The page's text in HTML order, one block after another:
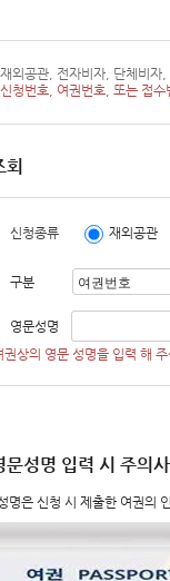
재외공관, 전자비자, 단체비자
신청번호, 여권번호, 또는 접
회
신청종류 재외공관
필
력
구분
필
입
력
영문성명
권상의 영문 성명을 입력 해
문성명 입력 시 주의
명은 신청 시 제출한 여권의